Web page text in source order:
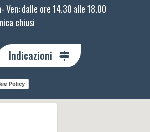
Ven: dalle ore 14.30 alle 18.00
chiusi
Indicazioni
Policy